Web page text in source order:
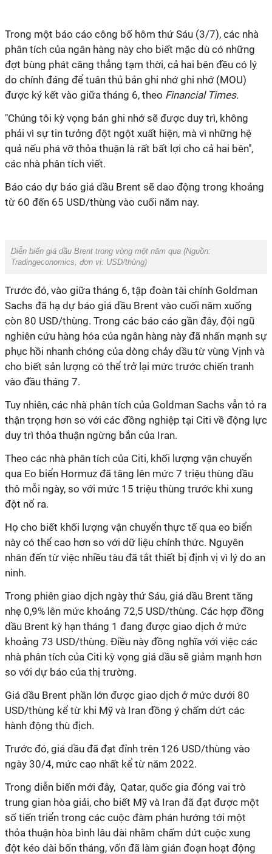
Trong một báo cáo công bố hôm thứ Sáu (3/7), các nhà
phân tích của ngân hàng này cho biết mặc dù có những
đợt bùng phát căng thẳng tạm thời, cả hai bên đều có lý
do chính đáng để tuân thủ bản ghi nhớ ghi nhớ (MOU)
được ký kết vào giữa tháng 6, theo Financial Times.
"Chúng tôi kỳ vọng bản ghi nhớ sẽ được duy trì, không
phải vì sự tin tưởng đột ngột xuất hiện, mà vì những hệ
quả nếu phá vỡ thỏa thuận là rất bất lợi cho cả hai bên",
các nhà phân tích viết.
Báo cáo dự báo giá dầu Brent sẽ dao động trong khoảng
từ 60 đến 65 USD/thùng vào cuối năm nay.
Diễn biến giá dầu Brent trong vòng một năm qua (Nguồn:
Tradingeconomics, đơn vị: USD/thùng)
Trước đó, vào giữa tháng 6, tập đoàn tài chính Goldman
Sachs đã hạ dự báo giá dầu Brent vào cuối năm xuống
còn 80 USD/thùng. Trong các báo cáo gần đây, đội ngũ
nghiên cứu hàng hóa của ngân hàng này đã nhấn mạnh sự
phục hồi nhanh chóng của dòng chảy dầu từ vùng Vịnh và
cho biết sản lượng có thể trở lại mức trước chiến tranh
vào đầu tháng 7.
Tuy nhiên, các nhà phân tích của Goldman Sachs vẫn tỏ ra
thận trọng hơn so với các đồng nghiệp tại Citi về động lực
duy trì thỏa thuận ngừng bắn của Iran.
Theo các nhà phân tích của Citi, khối lượng vận chuyển
qua Eo biển Hormuz đã tăng lên mức 7 triệu thùng dầu
thô mỗi ngày, so với mức 15 triệu thùng trước khi xung
đột nổ ra.
Họ cho biết khối lượng vận chuyển thực tế qua eo biển
này có thể cao hơn so với dữ liệu chính thức. Nguyên
nhân đến từ việc nhiều tàu đã tắt thiết bị định vị vì lý do an
ninh.
Trong phiên giao dịch ngày thứ Sáu, giá dầu Brent tăng
nhẹ 0,9% lên mức khoảng 72,5 USD/thùng. Các hợp đồng
dầu Brent kỳ hạn tháng 1 đang được giao dịch ở mức
khoảng 73 USD/thùng. Điều này đồng nghĩa với việc các
nhà phân tích của Citi kỳ vọng giá dầu sẽ giảm mạnh hơn
so với dự báo của thị trường.
Giá dầu Brent phần lớn được giao dịch ở mức dưới 80
USD/thùng kể từ khi Mỹ và Iran đồng ý chấm dứt các
hành động thù địch.
Trước đó, giá dầu đã đạt đỉnh trên 126 USD/thùng vào
ngày 30/4, mức cao nhất kể từ năm 2022.
Trong diễn biến mới đây, Qatar, quốc gia đóng vai trò
trung gian hòa giải, cho biết Mỹ và Iran đã đạt được một
số tiến triển trong các cuộc đàm phán hướng tới một
thỏa thuận hòa bình lâu dài nhằm chấm dứt cuộc xung
đột kéo dài bốn tháng, vốn đã làm gián đoạn hoạt động